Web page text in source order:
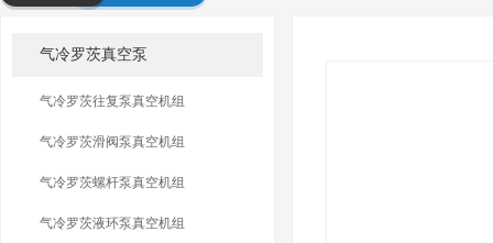
SERVICES
气冷罗茨真空泵
气冷罗茨往复泵真空机组
气冷罗茨滑阀泵真空机组
气冷罗茨螺杆泵真空机组
气冷罗茨液环泵真空机组